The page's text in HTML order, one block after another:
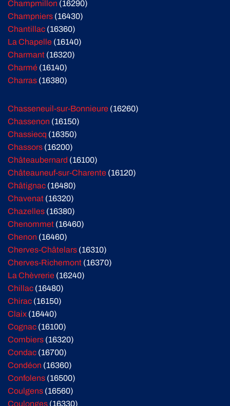
Champmillon (16290)
Champniers (16430)
Chantillac (16360)
La Chapelle (16140)
Charmant (16320)
Charmé (16140)
Charras (16380)
Chasseneuil-sur-Bonnieure (16260)
Chassenon (16150)
Chassiecq (16350)
Chassors (16200)
Châteaubernard (16100)
Châteauneuf-sur-Charente (16120)
Châtignac (16480)
Chavenat (16320)
Chazelles (16380)
Chenommet (16460)
Chenon (16460)
Cherves-Châtelars (16310)
Cherves-Richemont (16370)
La Chèvrerie (16240)
Chillac (16480)
Chirac (16150)
Claix (16440)
Cognac (16100)
Combiers (16320)
Condac (16700)
Condéon (16360)
Confolens (16500)
Coulgens (16560)
Coulonges (16330)